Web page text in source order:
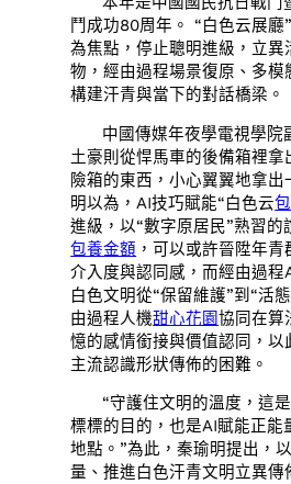
鬥成功80周年。 “白色云展廳
為焦點，停止聰明進級，立異
物，經由過程場景復原、多模
構建汗青與當下的對話橋梁。
中國傳媒年夜學電視學院
土豪則從悍馬車的後備箱裡拿
險箱的東西，小心翼翼地拿出
明以為，AI技巧賦能“白色云
進級，以“數字原居民”熟習的
包養金額 ，可以或許晉陞年
介入度與認同感，而經由過程
白色文明從“保留維護”到“活
由過程人機甜心花園協同在算
憶的感情銜接與價值認同，以
主流認識形狀傳佈的困難。
“守護住文明的溫度，這是
標標的目的，也是AI賦能正能
地點。”為此，秦瑜明提出，
量、推進白色汗青文明立異傳